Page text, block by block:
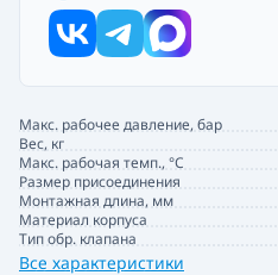
Макс. рабочее давление, бар
Вес, кг
Макс. рабочая темп., °С
Размер присоединения
Монтажная длина, мм
Материал корпуса
Тип обр. клапана
Все характеристики